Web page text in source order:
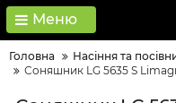
Меню
Головна Насіння та
Соняшник LG 5635 S